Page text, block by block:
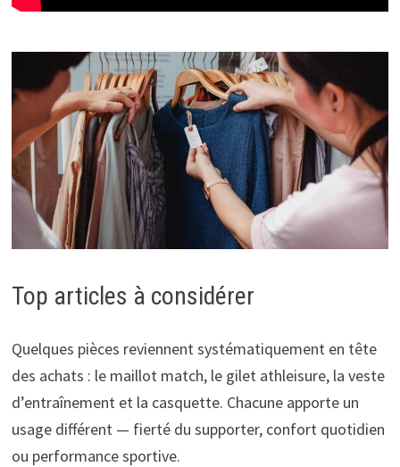
Top articles à considérer
Quelques pièces reviennent systématiquement en tête
des achats : le maillot match, le gilet athleisure, la veste
d’entraînement et la casquette. Chacune apporte un
usage différent — fierté du supporter, confort quotidien
ou performance sportive.